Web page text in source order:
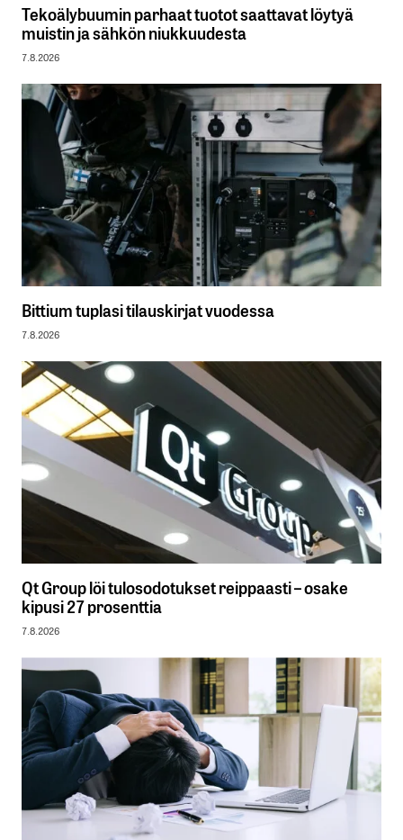
Tekoälybuumin parhaat tuotot saattavat löytyä
muistin ja sähkön niukkuudesta
7.8.2026
Bittium tuplasi tilauskirjat vuodessa
7.8.2026
Qt Group löi tulosodotukset reippaasti – osake
kipusi 27 prosenttia
7.8.2026